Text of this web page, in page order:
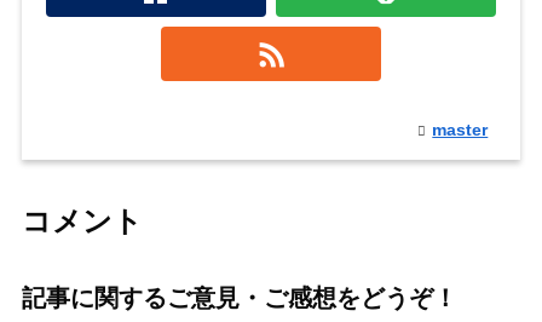
master
コメント
記事に関するご意見・ご感想をどうぞ！